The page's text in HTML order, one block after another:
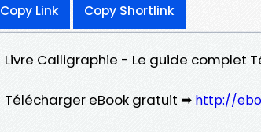
Copy Link Copy Shortlink
Livre Calligraphie - Le guide complet
Télécharger eBook gratuit ➡ http://